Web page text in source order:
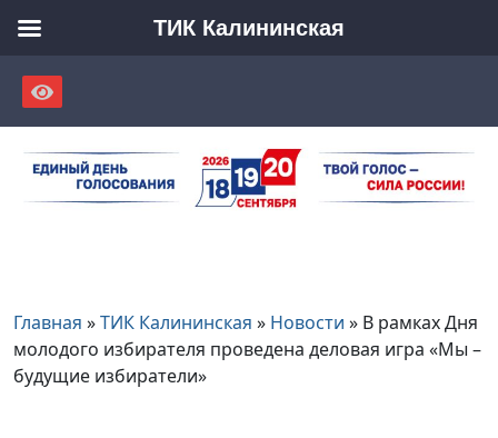
content
Главная »ТИК Калининская » Новости » В рамках Дня
молодого избирателя проведена деловая игра «Мы –
будущие избиратели»
ТИК Калининская